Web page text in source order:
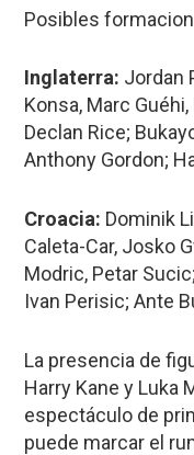
Posibles
Inglaterra: Jordan
Konsa, Marc
Declan Rice;
Anthony Gordon;
Croacia: Dominik
Caleta-Car, Josko
Modric, Petar
Ivan Perisic; Ante
La presencia de
Harry Kane y Luka
espectáculo de
puede marcar el